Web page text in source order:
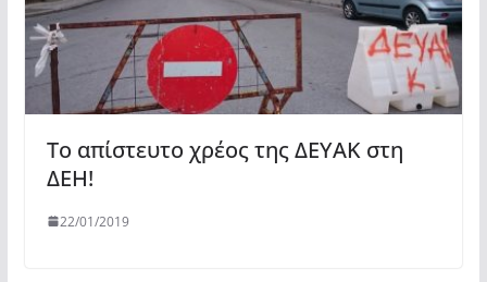
Το απίστευτο χρέος της ΔΕΥΑΚ στη
ΔΕΗ!
22/01/2019